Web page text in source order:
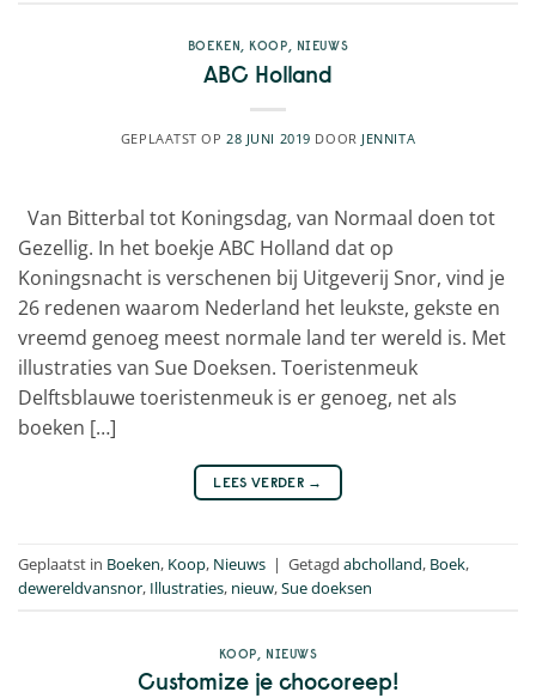
BOEKEN, KOOP, NIEUWS
ABC Holland
GEPLAATST OP 28 JUNI 2019 DOOR JENNITA
Van Bitterbal tot Koningsdag, van Normaal doen tot
Gezellig. In het boekje ABC Holland dat op
Koningsnacht is verschenen bij Uitgeverij Snor, vind je
26 redenen waarom Nederland het leukste, gekste en
vreemd genoeg meest normale land ter wereld is. Met
illustraties van Sue Doeksen. Toeristenmeuk
Delftsblauwe toeristenmeuk is er genoeg, net als
boeken […]
LEES VERDER →
Geplaatst in Boeken, Koop, Nieuws | Getagd abcholland, Boek,
dewereldvansnor, Illustraties, nieuw,Sue doeksen
KOOP, NIEUWS
Customize je chocoreep!